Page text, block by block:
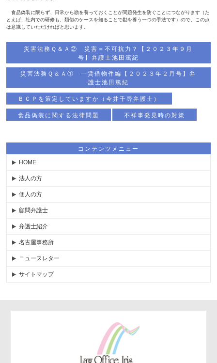
食品偽装に限らず、日常から勘を養っておくことが問題発生を防ぐことにつながります（た
とえば、社内での研修も、類似のケースを知ることで勘を養う一つの手法です）ので、この点
は意識していただければと思います。
災害法務Ｑ＆Ａ② 災害＝不可抗力？【２０２３年９月
号】弁護士池田篤紀
災害法務Ｑ＆Ａ① ―賃借物件編【２０２３年２月号】弁
護士池田篤紀
ＢＣＰを策定していますか（今井千尋弁護士）
食品偽装に関する法律問題 不祥事発見時の対策
コンテンツメニュー
HOME
法人の方
個人の方
顧問弁護士
弁護士紹介
名古屋事務所
ニュースレター
サイトマップ